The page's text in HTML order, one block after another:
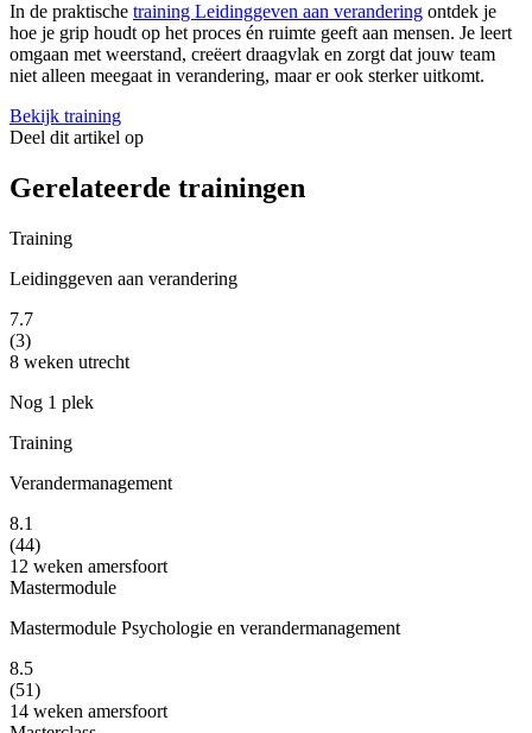
In de praktische training Leidinggeven aan verandering ontdek je
hoe je grip houdt op het proces én ruimte geeft aan mensen. Je leert
omgaan met weerstand, creëert draagvlak en zorgt dat jouw team
niet alleen meegaat in verandering, maar er ook sterker uitkomt.
Bekijk training
Deel dit artikel op
Gerelateerde trainingen
Training
Leidinggeven aan verandering
7.7
(3)
8 weken utrecht
Nog 1 plek
Training
Verandermanagement
8.1
(44)
12 weken amersfoort
Mastermodule
Mastermodule Psychologie en verandermanagement
8.5
(51)
14 weken amersfoort